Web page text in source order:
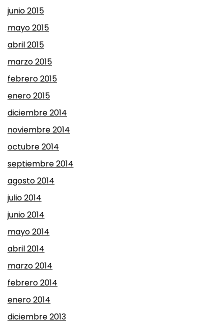
junio 2015
mayo 2015
abril 2015
marzo 2015
febrero 2015
enero 2015
diciembre 2014
noviembre 2014
octubre 2014
septiembre 2014
agosto 2014
julio 2014
junio 2014
mayo 2014
abril 2014
marzo 2014
febrero 2014
enero 2014
diciembre 2013